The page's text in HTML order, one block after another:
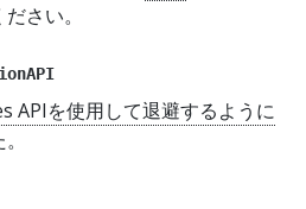
さい。
APIを使用して退避するように